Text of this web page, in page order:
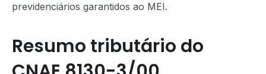
previdenciários garantidos ao MEI.
Resumo tributário do